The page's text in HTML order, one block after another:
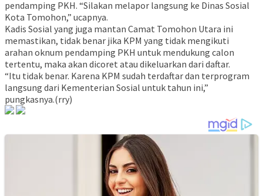
pendamping PKH. “Silakan melapor langsung ke Dinas Sosial
Kota Tomohon,” ucapnya.
Kadis Sosial yang juga mantan Camat Tomohon Utara ini
memastikan, tidak benar jika KPM yang tidak mengikuti
arahan oknum pendamping PKH untuk mendukung calon
tertentu, maka akan dicoret atau dikeluarkan dari daftar.
“Itu tidak benar. Karena KPM sudah terdaftar dan terprogram
langsung dari Kementerian Sosial untuk tahun ini,”
pungkasnya.(rry)